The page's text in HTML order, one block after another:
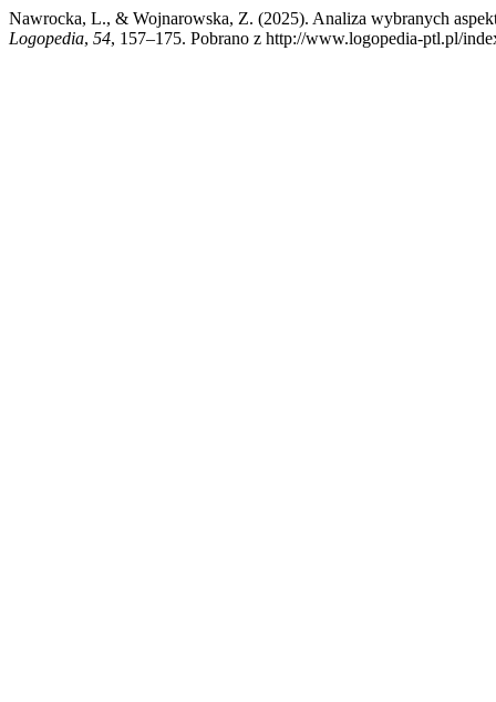
Nawrocka, L., & Wojnarowska, Z. (2025). Analiza wybranych
Logopedia, 54, 157–175. Pobrano z http://www.logopedia-ptl.pl/